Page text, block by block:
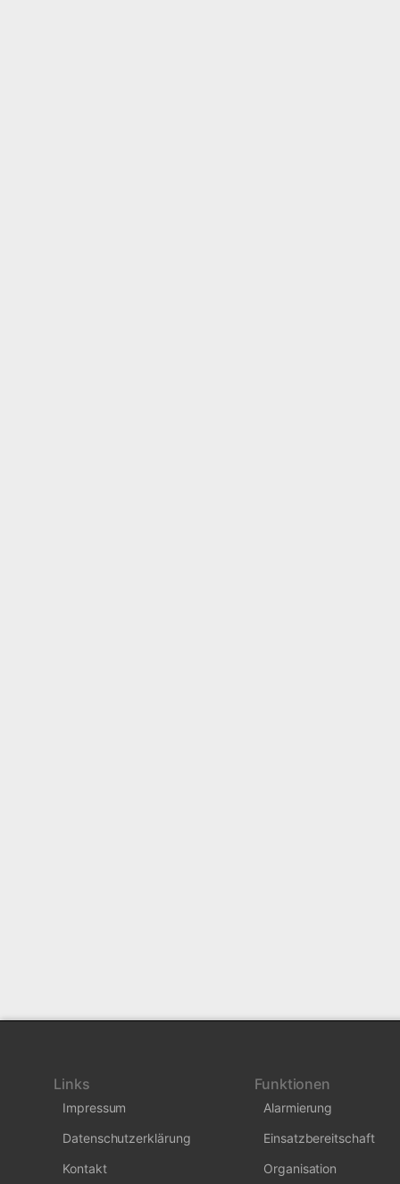
Links
Impressum
Datenschutzerklärung
Kontakt
Funktionen
Alarmierung
Einsatzbereitschaft
Organisation